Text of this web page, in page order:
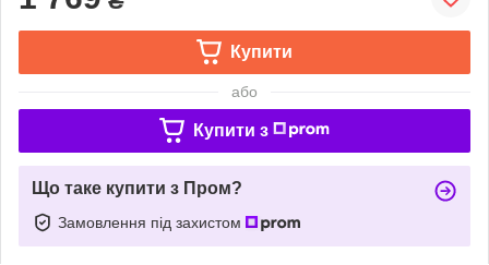
Купити
або
Купити з
Що таке купити з Пром?
Замовлення під захистом